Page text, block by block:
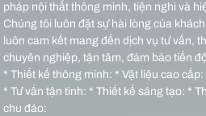
pháp nội thất thông minh, tiện nghi và
Chúng tôi luôn đặt sự hài lòng của
luôn cam kết mang đến dịch vụ tư vấn,
chuyên nghiệp, tận tâm, đảm bảo tiến
* Thiết kế thông minh: * Vật liệu cao
* Tư vấn tận tình: * Thiết kế sáng tạo: *
chu đáo: